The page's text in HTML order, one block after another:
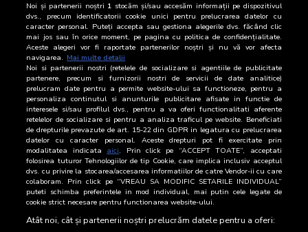
16 Iulie 2026 19.427
15 Iulie 2026 17.230
14 Iulie 2026 15.190
13 Iulie 2026 16.572
12 Iulie 2026 19.294
11 Iulie 2026 26.209
10 Iulie 2026 21.793
9 Iulie 2026
Noi și partenerii noștri 1 stocăm și/sau accesăm informații pe dispozitivul
dvs., precum identificatorii cookie unici pentru prelucrarea datelor cu
caracter personal. Puteți accepta sau gestiona alegerile dvs. făcând clic
mai jos sau în orice moment, pe pagina cu politica de confidențialitate.
Aceste alegeri vor fi raportate partenerilor noștri și nu vă vor afecta
navigarea. Mai multe detalii
Noi si partenerii nostri (retelele de socializare si agentiile de publicitate
partenere, precum si furnizorii nostri de servicii de date analitice)
prelucram date pentru a permite website-ului sa functioneze, pentru a
personaliza continutul si anunturile publicitare afisate in functie de
interesele si/sau profilul dvs., pentru a va oferi functionalitati aferente
retelelor de socializare si pentru a analiza traficul pe website. Beneficiati
de drepturile prevazute de art. 15-22 din GDPR in legatura cu prelucrarea
datelor cu caracter personal. Aceste drepturi pot fi exercitate prin
modalitatea indicata aici. Prin click pe “ACCEPT TOATE”, acceptati
folosirea tuturor Tehnologiilor de tip Cookie, care implica inclusiv acceptul
dvs. cu privire la stocarea/accesarea informatiilor de catre Vendor-ii cu care
colaboram. Prin click pe “VREAU SA MODIFIC SETARILE INDIVIDUAL”
puteti schimba preferintele in mod individual, mai putin cele legate de
cookie strict necesare pentru functionarea website-ului.
Atât noi, cât și partenerii noștri prelucrăm datele pentru a oferi: